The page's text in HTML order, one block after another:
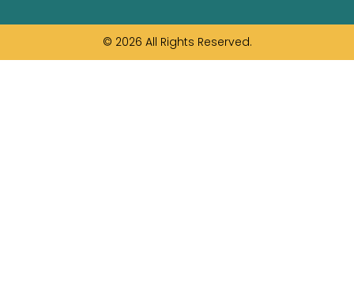
© 2026 All Rights Reserved.